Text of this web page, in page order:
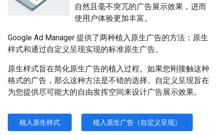
自然且毫不突兀的广告展示效果，进而
使用户体验更加丰富。
Google Ad Manager 提供了两种植入原生广告的方法：原生
样式和通过自定义呈现实现的标准原生广告。
原生样式旨在简化原生广告的植入过程。如果您刚接触这种
格式的广告，那么这种方法是不错的选择。自定义呈现旨在
为您提供尽可能大的自由发挥空间来设计广告展示效果。
植入原生样式 植入原生广告（自定义呈现）